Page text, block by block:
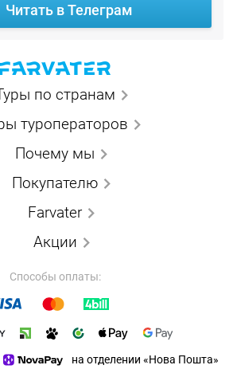
Читать в Телеграм
по странам
туроператоров
Почему мы
Покупателю
Farvater
Акции
Способы оплаты:
на отделении «Нова Пошта»